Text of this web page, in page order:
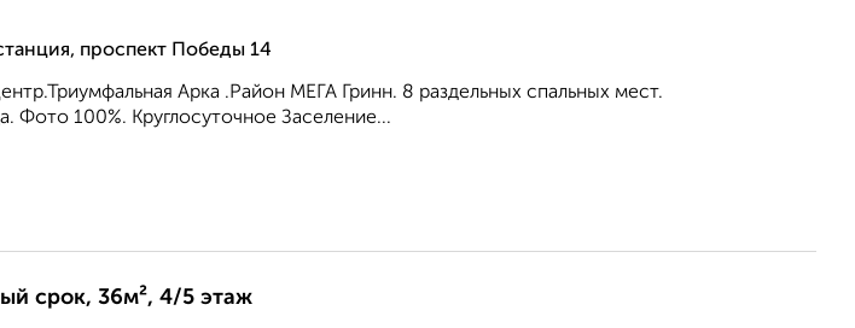
проспект Победы 14
Арка .Район МЕГА Гринн. 8 раздельных спальных мест.
Фото 100%. Круглосуточное Заселение...
срок, 36м², 4/5 этаж